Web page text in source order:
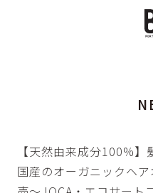
【天然由来成分100%
国産のオーガニックヘ